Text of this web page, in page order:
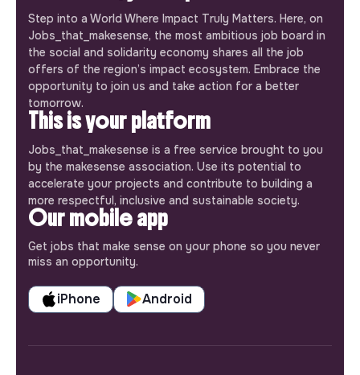
Step into a World Where Impact Truly Matters. Here, on
Jobs_that_makesense, the most ambitious job board in
the social and solidarity economy shares all the job
offers of the region’s impact ecosystem. Embrace the
opportunity to join us and take action for a better
tomorrow.
This is your platform
Jobs_that_makesense is a free service brought to you
by the makesense association. Use its potential to
accelerate your projects and contribute to building a
more respectful, inclusive and sustainable society.
Our mobile app
Get jobs that make sense on your phone so you never
miss an opportunity.
iPhone Android